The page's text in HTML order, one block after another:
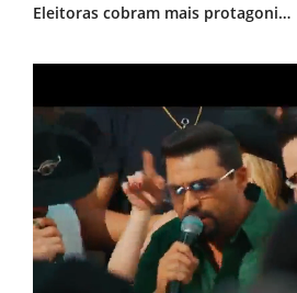
Eleitoras cobram mais protagonismo feminino: ‘independentemente da ideologia’
Trabalhadores da CPTM decidem manter a greve por mais um dia e paralisação seguirá na quarta-feira
3CLIMAS MANCHETE 0308
Pesquisa mostra que quase 62% dos argentinos querem tirar Milei do poder
Por que Milei resolveu dobrar a aposta e atacar Lula de novo?
3CLIMAS MANCHETE 0308
3CLIMAS MANCHETE 0208